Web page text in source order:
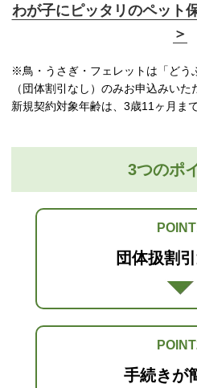
わが子にピッタリのペット
＞
※鳥・うさぎ・フェレットは「どう
（団体割引なし）のみお申込みいた
新規契約対象年齢は、3歳11ヶ月まで
3つのポ
団体扱割
手続きが